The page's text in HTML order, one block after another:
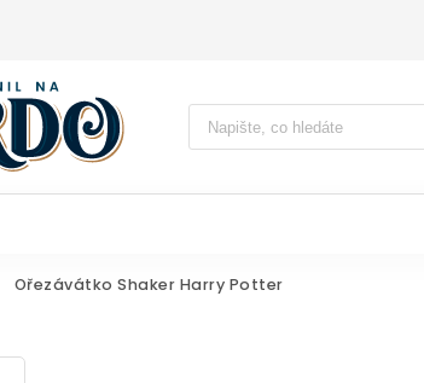
Vyhledávání
Ořezávátko Shaker Harry Potter